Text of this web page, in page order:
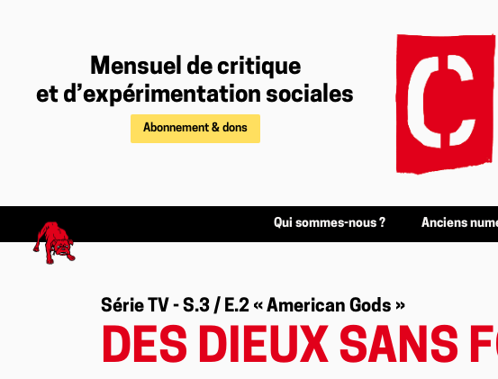
Mensuel de critique
et d’expérimentation sociales
Abonnement & dons
Qui sommes-nous ? Anciens
Série TV - S.3 / E.2 « American Gods »
DES DIEUX SANS